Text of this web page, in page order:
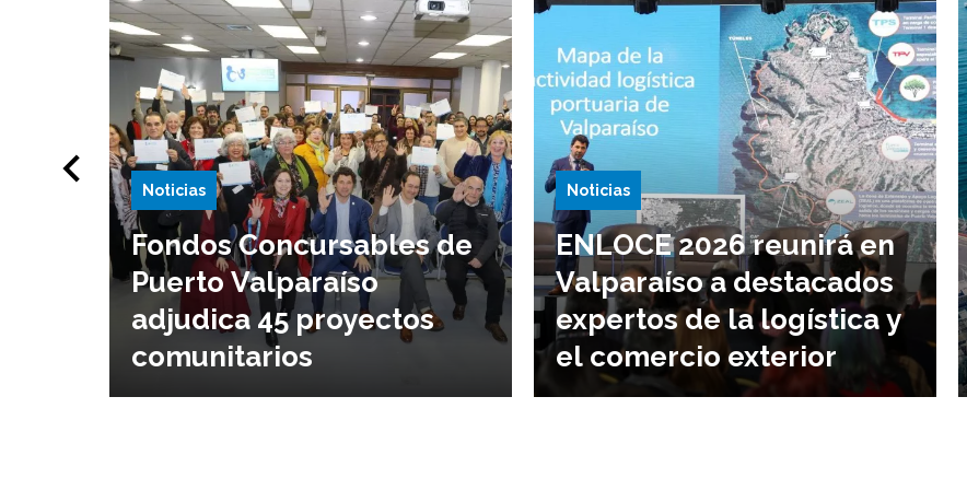
Noticias
Fondos Concursables de
Puerto Valparaíso
adjudica 45 proyectos
comunitarios
Noticias
ENLOCE 2026 reunirá en
Valparaíso a destacados
expertos de la logística y
el comercio exterior